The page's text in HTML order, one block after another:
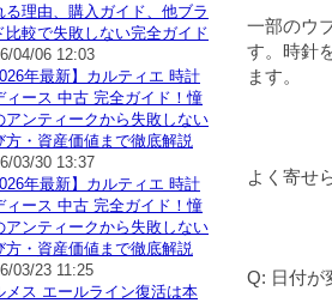
一部のウ
す。時針
ます。
よく寄せ
Q: 日付が
る理由、購入ガイド、他ブラ
比較で失敗しない完全ガイド
04/06 12:03
年最新】カルティエ 時計
ィース 中古 完全ガイド！憧
アンティークから失敗しない
方・資産価値まで徹底解説
03/30 13:37
年最新】カルティエ 時計
ィース 中古 完全ガイド！憧
アンティークから失敗しない
方・資産価値まで徹底解説
03/23 11:25
メス エールライン復活は本